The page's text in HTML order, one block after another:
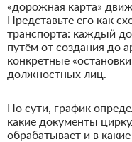
«дорожная карта»
Представьте его как
транспорта: каждый
путём от создания до
конкретные
должностных лиц.
По сути, график
какие документы
обрабатывает и в